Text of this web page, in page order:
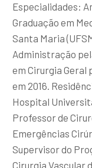
Especialidades:
Graduação em
Santa Maria
Administração
em Cirurgia Geral
em 2016.
Hospital
Professor de
Emergências
Supervisor do
Cirurgia Vascular